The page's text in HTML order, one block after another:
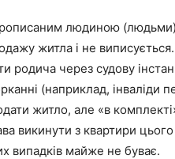
людиною (людьми).
житла і не
родича через судову
(наприклад, інваліди
житло, але «в
викинути з квартири
випадків майже не буває.